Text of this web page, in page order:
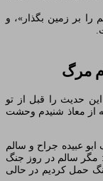
بر زمین بگذار»، و
مرگ‏
حدیث را قبل از تو
از معاذ شنیدم وحشت
عبیده جراح و سالم
مگر سالم در روز جنگ
حمل کردیم در حالى